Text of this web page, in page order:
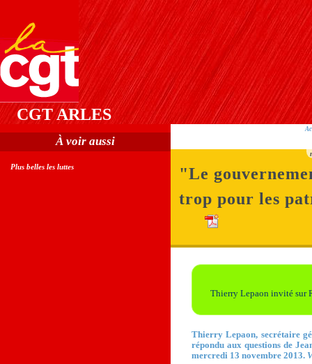
CGT ARLES
"Le
trop pour les
Thierry Lepaon invité sur
Thierry Lepaon, secrétaire
répondu aux questions de
mercredi 13 novembre 2013.
À voir aussi
Plus belles les luttes